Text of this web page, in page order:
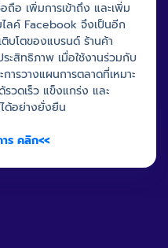
ถือ เพิ่มการเข้าถึง และเพิ่ม
ไลค์ Facebook จึงเป็นอีก
บโตของแบรนด์ ร้านค้า
ะสิทธิภาพ เมื่อใช้งานร่วมกับ
รวางแผนการตลาดที่เหมาะ
รวดเร็ว แข็งแกร่ง และ
ด้อย่างยั่งยืน
ร คลิก<<